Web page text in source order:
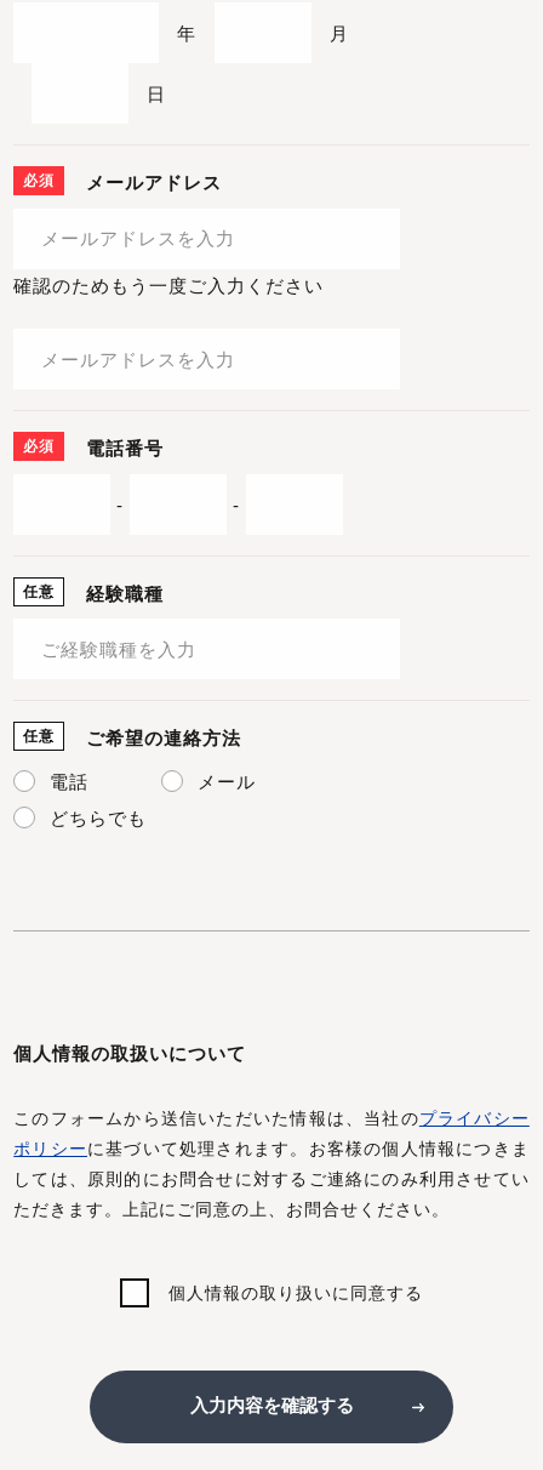
年 月
日
必須 メールアドレス
確認のためもう一度ご入力ください
必須 電話番号
- -
任意 経験職種
任意 ご希望の連絡方法
電話
メール
どちらでも
個人情報の取扱いについて
このフォームから送信いただいた情報は、当社のプライバシー
ポリシーに基づいて処理されます。お客様の個人情報につきま
しては、原則的にお問合せに対するご連絡にのみ利用させてい
ただきます。上記にご同意の上、お問合せください。
個人情報の取り扱いに同意する
入力内容を確認する